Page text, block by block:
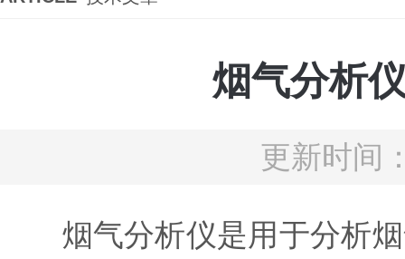
烟气分析
更新时间
烟气分析仪是用于分析烟